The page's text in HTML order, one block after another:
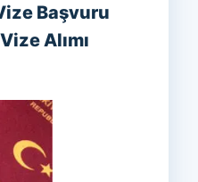
Başvuru
Alımı